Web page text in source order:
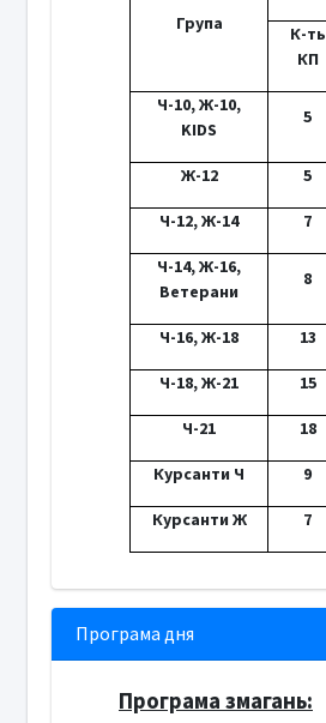
Група
К-ть
КП
Ч-10, Ж-10,
KIDS
5
Ж-12 5
Ч-12, Ж-14 7
Ч-14, Ж-16,
Ветерани
8
Ч-16, Ж-18 13
Ч-18, Ж-21 15
Ч-21 18
Курсанти Ч 9
Курсанти Ж 7
Програма дня
Програма змагань: